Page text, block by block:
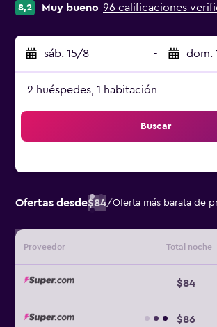
8,2 Muy bueno 96 calificaciones
sáb. 15/8 - dom.
2 huéspedes, 1 habitación
Buscar
Ofertas desde$84/Oferta más barata de
Proveedor Total noche
$84
$86